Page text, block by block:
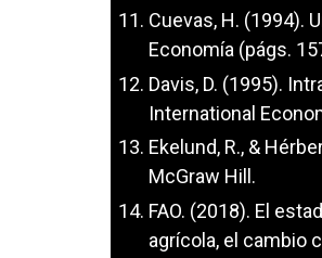
Cuevas, H. (1994).
Economía (págs.
Davis, D. (1995).
International
Ekelund, R., &
McGraw Hill.
FAO. (2018). El
agrícola, el cambio